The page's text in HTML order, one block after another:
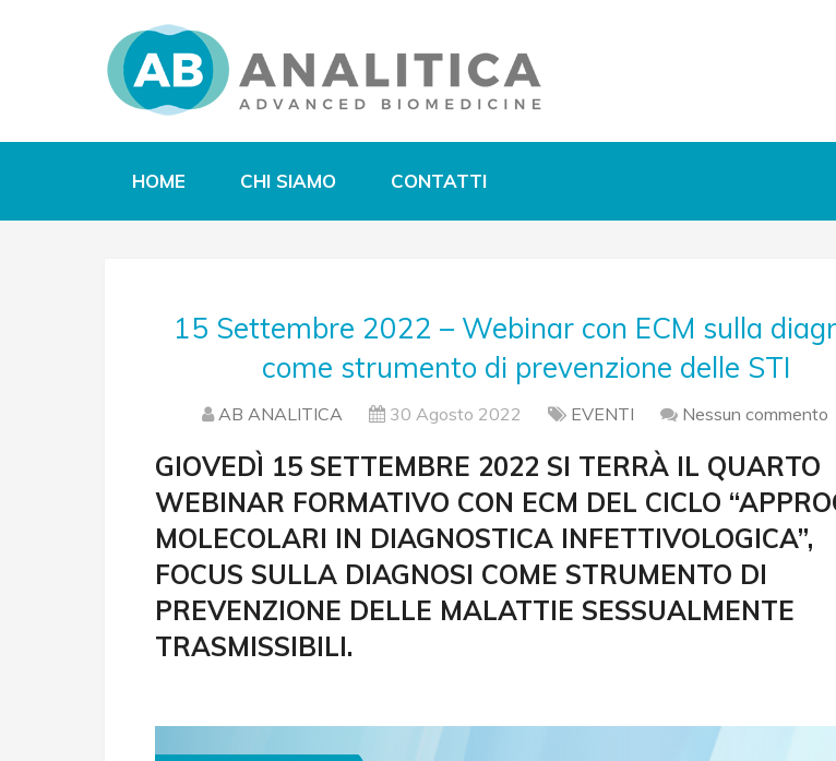
HOME CHI SIAMO CONTATTI
15 Settembre 2022 – Webinar con ECM sulla
come strumento di prevenzione delle STI
AB ANALITICA 30 Agosto 2022 EVENTI Nessun commento
GIOVEDÌ 15 SETTEMBRE 2022 SI TERRÀ IL QUARTO
WEBINAR FORMATIVO CON ECM DEL CICLO
MOLECOLARI IN DIAGNOSTICA INFETTIVOLOGICA”,
FOCUS SULLA DIAGNOSI COME STRUMENTO DI
PREVENZIONE DELLE MALATTIE SESSUALMENTE
TRASMISSIBILI.